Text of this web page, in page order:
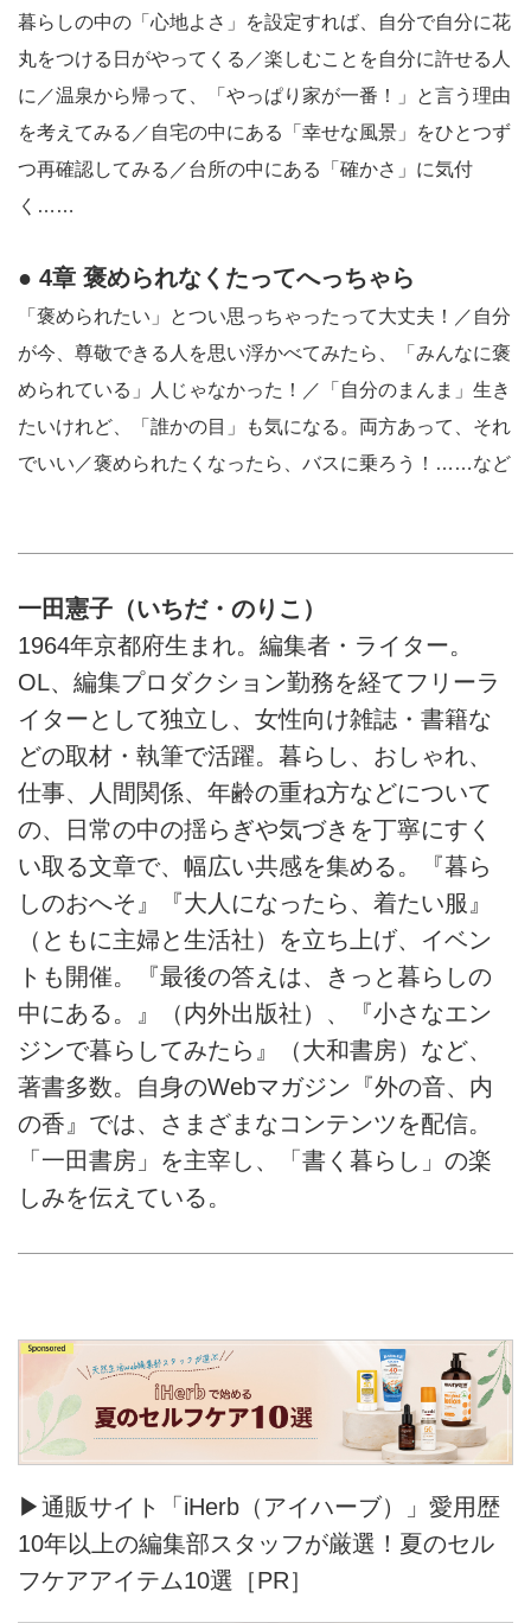
暮らしの中の「心地よさ」を設定すれば、自分で自分に花
丸をつける日がやってくる／楽しむことを自分に許せる人
に／温泉から帰って、「やっぱり家が一番！」と言う理由
を考えてみる／自宅の中にある「幸せな風景」をひとつず
つ再確認してみる／台所の中にある「確かさ」に気付
く……
● 4章 褒められなくたってへっちゃら
「褒められたい」とつい思っちゃったって大丈夫！／自分
が今、尊敬できる人を思い浮かべてみたら、「みんなに褒
められている」人じゃなかった！／「自分のまんま」生き
たいけれど、「誰かの目」も気になる。両方あって、それ
でいい／褒められたくなったら、バスに乗ろう！……など
一田憲子（いちだ・のりこ）
1964年京都府生まれ。編集者・ライター。
OL、編集プロダクション勤務を経てフリーラ
イターとして独立し、女性向け雑誌・書籍な
どの取材・執筆で活躍。暮らし、おしゃれ、
仕事、人間関係、年齢の重ね方などについて
の、日常の中の揺らぎや気づきを丁寧にすく
い取る文章で、幅広い共感を集める。『暮ら
しのおへそ』『大人になったら、着たい服』
（ともに主婦と生活社）を立ち上げ、イベン
トも開催。『最後の答えは、きっと暮らしの
中にある。』（内外出版社）、『小さなエン
ジンで暮らしてみたら』（大和書房）など、
著書多数。自身のWebマガジン『外の音、内
の香』では、さまざまなコンテンツを配信。
「一田書房」を主宰し、「書く暮らし」の楽
しみを伝えている。
▶通販サイト「iHerb（アイハーブ）」愛用歴
10年以上の編集部スタッフが厳選！夏のセル
フケアアイテム10選［PR］